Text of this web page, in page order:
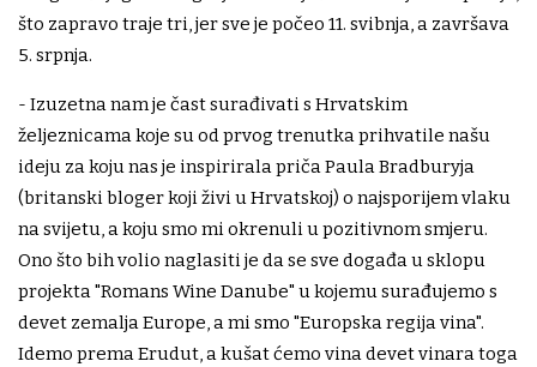
što zapravo traje tri, jer sve je počeo 11. svibnja, a završava
5. srpnja.
- Izuzetna nam je čast surađivati s Hrvatskim
željeznicama koje su od prvog trenutka prihvatile našu
ideju za koju nas je inspirirala priča Paula Bradburyja
(britanski bloger koji živi u Hrvatskoj) o najsporijem vlaku
na svijetu, a koju smo mi okrenuli u pozitivnom smjeru.
Ono što bih volio naglasiti je da se sve događa u sklopu
projekta "Romans Wine Danube" u kojemu surađujemo s
devet zemalja Europe, a mi smo "Europska regija vina".
Idemo prema Erudut, a kušat ćemo vina devet vinara toga